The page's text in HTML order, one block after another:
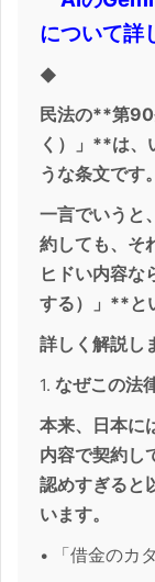
について詳
◆
民法の**第90
く）」**は、
うな条文です。
一言でいうと
約しても、そ
ヒドい内容な
する）」**と
詳しく解説し
1. なぜこの法
本来、日本に
内容で契約し
認めすぎると
います。
• 「借金のカ